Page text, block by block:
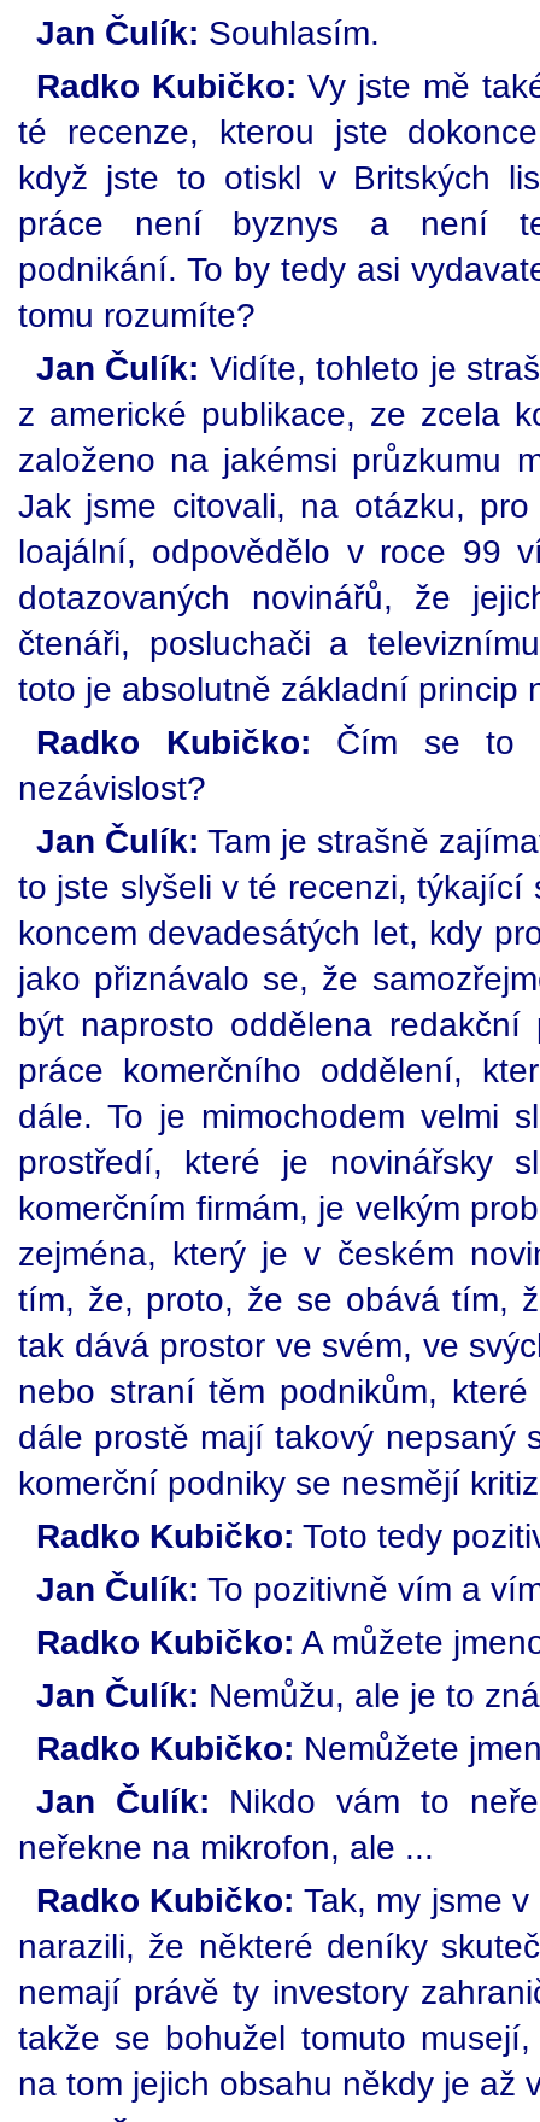
Jan Čulík: Souhlasím.
Radko Kubičko: Vy jste mě
té recenze, kterou jste
když jste to otiskl v Britských
práce není byznys a není
podnikání. To by tedy asi
tomu rozumíte?
Jan Čulík: Vidíte, tohleto je
z americké publikace, ze zcela
založeno na jakémsi průzkumu
Jak jsme citovali, na otázku,
loajální, odpovědělo v roce 99
dotazovaných novinářů, že
čtenáři, posluchači a
toto je absolutně základní princip
Radko Kubičko: Čím se to
nezávislost?
Jan Čulík: Tam je strašně
to jste slyšeli v té recenzi, týkající
koncem devadesátých let, kdy
jako přiznávalo se, že
být naprosto oddělena
práce komerčního oddělení,
dále. To je mimochodem velmi
prostředí, které je novinářsky
komerčním firmám, je velkým
zejména, který je v českém
tím, že, proto, že se obává tím,
tak dává prostor ve svém, ve
nebo straní těm podnikům,
dále prostě mají takový nepsaný
komerční podniky se nesmějí
Radko Kubičko: Toto tedy
Jan Čulík: To pozitivně vím a
Radko Kubičko: A můžete
Jan Čulík: Nemůžu, ale je to
Radko Kubičko: Nemůžete
Jan Čulík: Nikdo vám to
neřekne na mikrofon, ale ...
Radko Kubičko: Tak, my jsme
narazili, že některé deníky
nemají právě ty investory
takže se bohužel tomuto
na tom jejich obsahu někdy je až